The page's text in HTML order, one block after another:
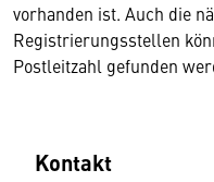
vorhanden ist. Auch die
Registrierungsstellen
Postleitzahl gefunden
Kontakt